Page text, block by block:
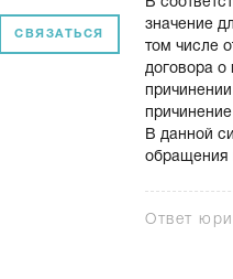
СВЯЗАТЬСЯ
значение
том числе
договора о
В данной
обращения
Ответ